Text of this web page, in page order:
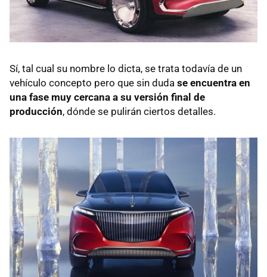
Sí, tal cual su nombre lo dicta, se trata todavía de un
vehículo concepto pero que sin duda se encuentra en
una fase muy cercana a su versión final de
producción, dónde se pulirán ciertos detalles.